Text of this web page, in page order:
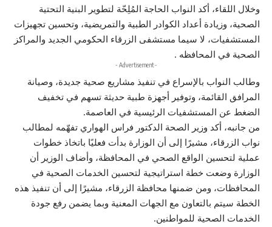
وخلال اللقاء، أكد النواب الحاجة المُلِحّة لتطوير البنية التحتية
الصحية، وزيادة أعداد الكوادر الطبية والتمريضية، وتحسين تجهيزات
المستشفيات، لا سيما مستشفى الزرقاء الحكومي الجديد والمراكز
الصحية في المحافظه .
- Advertisement -
وطالب النواب بالإسراع في تنفيذ مشاريع صحية جديدة، وصيانة
المرافق القائمة، وتوفير أجهزة طبية حديثة تسهم في تخفيف
الضغط عن المستشفيات الرئيسية في العاصمة.
من جانبه، أكد وزير الصحة الدكتور فراس الهواري تفهّمه لمطالب
نواب الزرقاء، مشيرًا إلى أن الوزارة بدأت فعليًا باتخاذ خطوات
عملية لتحسين الواقع الصحي في المحافظة، وأضاف الوزير أن
الوزارة وضعت خطة استراتيجية لتحسين الخدمات الصحية في
المحافظات، ومن ضمنها محافظة الزرقاء، مشيرًا إلى أن تنفيذ هذه
الخطة سيتم بالتعاون مع الجهات المعنية وبما يضمن رفع جودة
الخدمات الصحية للمواطنين.